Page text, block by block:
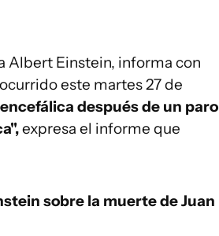
Albert Einstein, informa con
este martes 27 de
después de un paro
expresa el informe que
sobre la muerte de Juan